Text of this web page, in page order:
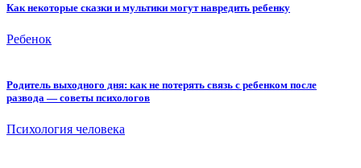
Как некоторые сказки и мультики могут навредить ребенку
Ребенок
Родитель выходного дня: как не потерять связь с ребенком после
развода — советы психологов
Психология человека